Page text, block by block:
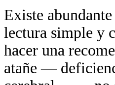
Existe
lectura simple y
hacer una
atañe —